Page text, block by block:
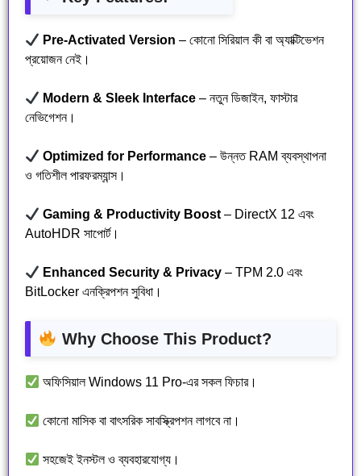
Pre-Activated Version – কোনো সিরিয়াল কী বা অ্যাক্টিভেশন
প্রয়োজন নেই।
Modern & Sleek Interface – নতুন ডিজাইন, ফাস্টার
নেভিগেশন।
Optimized for Performance – উন্নত RAM ব্যবস্থাপনা
ও গতিশীল পারফরম্যান্স।
Gaming & Productivity Boost – DirectX 12 এবং
AutoHDR সাপোর্ট।
Enhanced Security & Privacy – TPM 2.0 এবং
BitLocker এনক্রিপশন সুবিধা।
Why Choose This Product?
অফিসিয়াল Windows 11 Pro-এর সকল ফিচার।
কোনো মাসিক বা বাৎসরিক সাবস্ক্রিপশন লাগবে না।
সহজেই ইনস্টল ও ব্যবহারযোগ্য।